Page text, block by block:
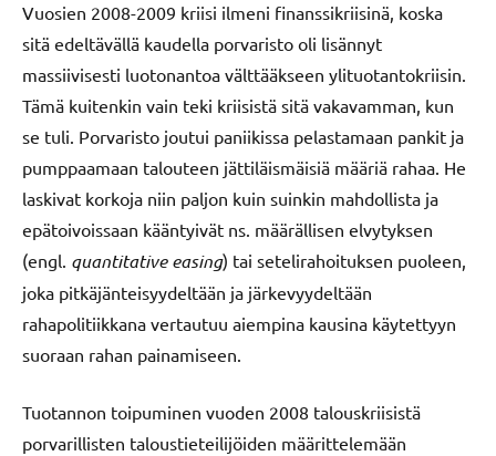
Vuosien 2008-2009 kriisi ilmeni finanssikriisinä, koska
sitä edeltävällä kaudella porvaristo oli lisännyt
massiivisesti luotonantoa välttääkseen ylituotantokriisin.
Tämä kuitenkin vain teki kriisistä sitä vakavamman, kun
se tuli. Porvaristo joutui paniikissa pelastamaan pankit ja
pumppaamaan talouteen jättiläismäisiä määriä rahaa. He
laskivat korkoja niin paljon kuin suinkin mahdollista ja
epätoivoissaan kääntyivät ns. määrällisen elvytyksen
(engl. quantitative easing) tai setelirahoituksen puoleen,
joka pitkäjänteisyydeltään ja järkevyydeltään
rahapolitiikkana vertautuu aiempina kausina käytettyyn
suoraan rahan painamiseen.
Tuotannon toipuminen vuoden 2008 talouskriisistä
porvarillisten taloustieteilijöiden määrittelemään